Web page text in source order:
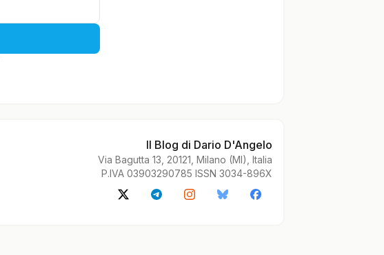
Il Blog di Dario D'Angelo
Via Bagutta 13, 20121, Milano (MI), Italia
P.IVA 03903290785 ISSN 3034-896X